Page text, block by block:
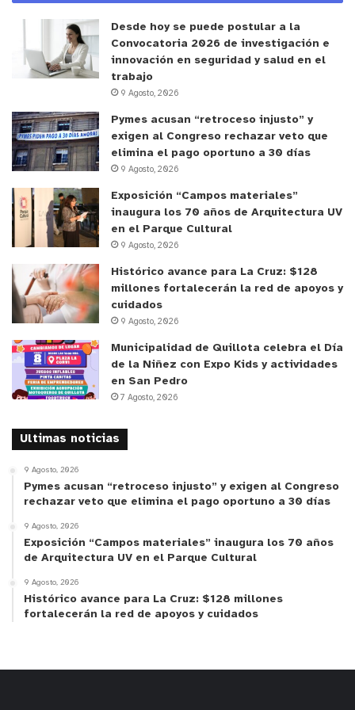
llevamos la tarea de poder generar convenios que
nos permitan efectivamente y al corto plazo,
intervenir de la mejor manera los flujos
vehiculares en nuestra comuna y con eso evitar la
gran aglomeración que, en horarios punta,
estamos teniendo hoy día”.
Respecto al Plan de Gestión de Tránsito, es una
iniciativa que viene desarrollándose desde el año
2014 por el Programa de Vialidad y Transporte
Urbano SECTRA, de la Subsecretaría de
Transportes. Proyecta una importante intervención
de las calles de Quillota, que incluye ampliación,
cambios de sentido, apertura de vías nuevas,
semaforización y otras medidas. La conexión de la
comuna a las cámaras de la UOCT será
precisamente resultado de ese proceso.
Según explicó el alcalde Óscar Calderón, si
Regional, “59 circuitos que están semaforizados
hoy día tendrían la coordinación de
semaforizaciones con los flujos que cada uno
tiene. No todos los cruces, no todas las
mismos requerimientos y la misma cantidad de
vehículos y esa es la gran gracia de esta
propuesta: el que puedan estar monitoreándose,
pero además, programándose conforme a los
flujos que, por horario, vayan teniendo. Así que no
distintos y diferidos en la medida que la gran
Desde hoy se puede postular a la
Convocatoria 2026 de investigación e
innovación en seguridad y salud en el
trabajo
9 Agosto, 2026
Pymes acusan “retroceso injusto” y
exigen al Congreso rechazar veto que
elimina el pago oportuno a 30 días
9 Agosto, 2026
Exposición “Campos materiales”
inaugura los 70 años de Arquitectura UV
en el Parque Cultural
9 Agosto, 2026
Histórico avance para La Cruz: $128
millones fortalecerán la red de apoyos y
cuidados
9 Agosto, 2026
Municipalidad de Quillota celebra el Día
de la Niñez con Expo Kids y actividades
en San Pedro
7 Agosto, 2026
Ultimas noticias
9 Agosto, 2026
Pymes acusan “retroceso injusto” y exigen al Congreso
rechazar veto que elimina el pago oportuno a 30 días
9 Agosto, 2026
Exposición “Campos materiales” inaugura los 70 años
de Arquitectura UV en el Parque Cultural
9 Agosto, 2026
Histórico avance para La Cruz: $128 millones
fortalecerán la red de apoyos y cuidados